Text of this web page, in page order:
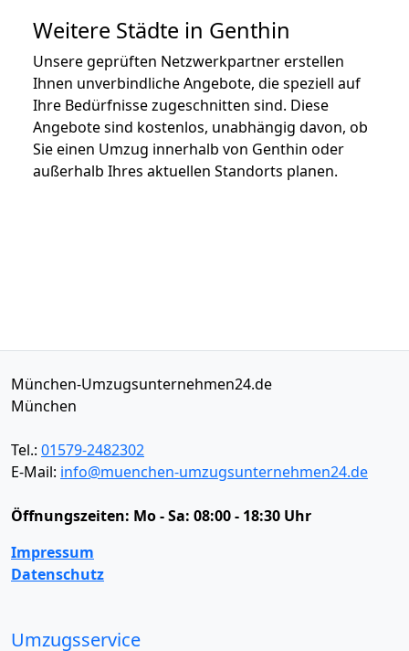
Weitere Städte in Genthin
Unsere geprüften Netzwerkpartner erstellen
Ihnen unverbindliche Angebote, die speziell auf
Ihre Bedürfnisse zugeschnitten sind. Diese
Angebote sind kostenlos, unabhängig davon, ob
Sie einen Umzug innerhalb von Genthin oder
außerhalb Ihres aktuellen Standorts planen.
München-Umzugsunternehmen24.de
München
Tel.: 01579-2482302
E-Mail: info@muenchen-umzugsunternehmen24.de
Öffnungszeiten: Mo - Sa: 08:00 - 18:30 Uhr
Impressum
Datenschutz
Umzugsservice